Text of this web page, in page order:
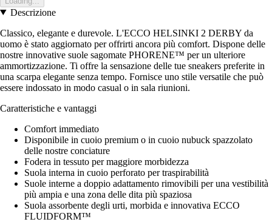
Descrizione
Classico, elegante e durevole. L'ECCO HELSINKI 2 DERBY da
uomo è stato aggiornato per offrirti ancora più comfort. Dispone delle
nostre innovative suole sagomate PHORENE™ per un ulteriore
ammortizzazione. Ti offre la sensazione delle tue sneakers preferite in
una scarpa elegante senza tempo. Fornisce uno stile versatile che può
essere indossato in modo casual o in sala riunioni.
Caratteristiche e vantaggi
Comfort immediato
Disponibile in cuoio premium o in cuoio nubuck spazzolato
delle nostre conciature
Fodera in tessuto per maggiore morbidezza
Suola interna in cuoio perforato per traspirabilità
Suole interne a doppio adattamento rimovibili per una vestibilità
più ampia e una zona delle dita più spaziosa
Suola assorbente degli urti, morbida e innovativa ECCO
FLUIDFORM™